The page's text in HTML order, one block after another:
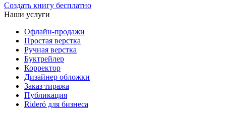
Создать книгу бесплатно
Наши услуги
Офлайн-продажи
Простая верстка
Ручная верстка
Буктрейлер
Корректор
Дизайнер обложки
Заказ тиража
Публикация
Rideró для бизнеса